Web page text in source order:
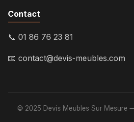
Contact
📞 01 86 76 23 81
📧 contact@devis-meubles.com
© 2025 Devis Meubles Sur Mesure